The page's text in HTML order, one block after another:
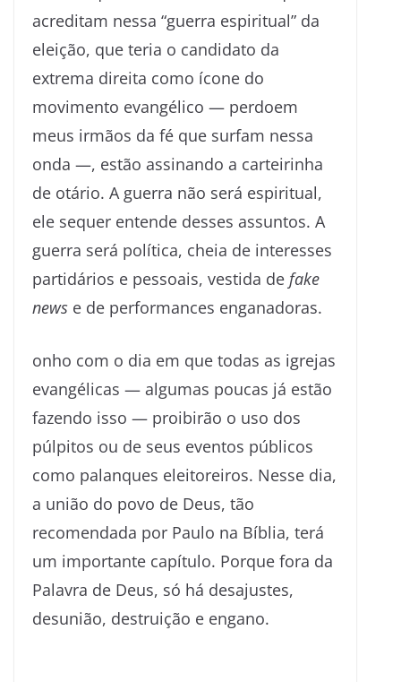
acreditam nessa “guerra espiritual” da
eleição, que teria o candidato da
extrema direita como ícone do
movimento evangélico — perdoem
meus irmãos da fé que surfam nessa
onda —, estão assinando a carteirinha
de otário. A guerra não será espiritual,
ele sequer entende desses assuntos. A
guerra será política, cheia de interesses
partidários e pessoais, vestida de fake
news e de performances enganadoras.
onho com o dia em que todas as igrejas
evangélicas — algumas poucas já estão
fazendo isso — proibirão o uso dos
púlpitos ou de seus eventos públicos
como palanques eleitoreiros. Nesse dia,
a união do povo de Deus, tão
recomendada por Paulo na Bíblia, terá
um importante capítulo. Porque fora da
Palavra de Deus, só há desajustes,
desunião, destruição e engano.